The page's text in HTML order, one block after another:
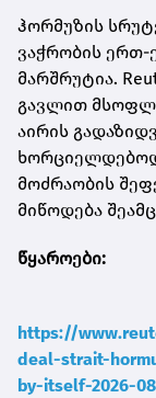
ჰორმუზის
ვაჭრობის ერთ-
მარშრუტია.
გავლით
აირის
მოძრაობის
მიწოდება
წყაროები:
https://
deal-strait-
by-itself-2026-